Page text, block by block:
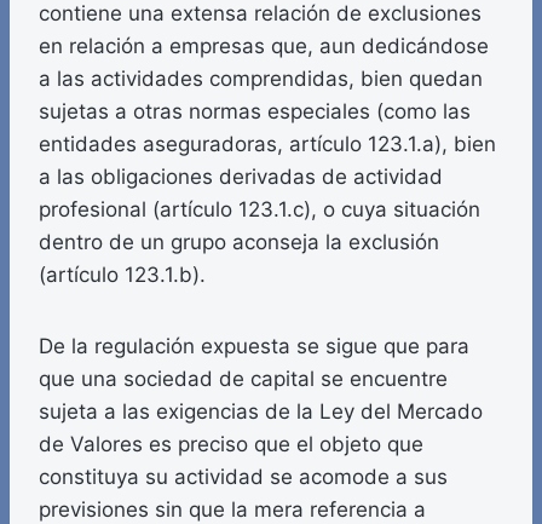
contiene una extensa relación de exclusiones
en relación a empresas que, aun dedicándose
a las actividades comprendidas, bien quedan
sujetas a otras normas especiales (como las
entidades aseguradoras, artículo 123.1.a), bien
a las obligaciones derivadas de actividad
profesional (artículo 123.1.c), o cuya situación
dentro de un grupo aconseja la exclusión
(artículo 123.1.b).
De la regulación expuesta se sigue que para
que una sociedad de capital se encuentre
sujeta a las exigencias de la Ley del Mercado
de Valores es preciso que el objeto que
constituya su actividad se acomode a sus
previsiones sin que la mera referencia a